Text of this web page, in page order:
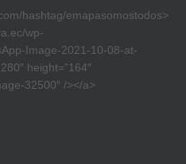
hashtag/emapasomostodos>
wp-
Image-2021-10-08-at-
height=”164″
32500″ /></a>